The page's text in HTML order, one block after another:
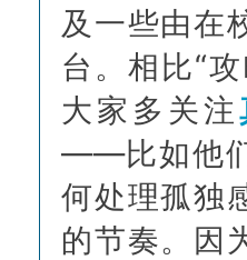
及一些由在
台。相比“
大家多关注
——比如他
何处理孤独
的节奏。因